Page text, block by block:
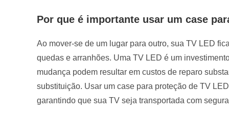
Por que é importante usar um case
Ao mover-se de um lugar para outro, sua TV LED
quedas e arranhões. Uma TV LED é um
mudança podem resultar em custos de reparo
substituição. Usar um case para proteção de TV
garantindo que sua TV seja transportada com